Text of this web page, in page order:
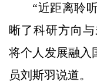
“近距离聆
晰了科研方向
将个人发展融入
员刘斯羽说道。